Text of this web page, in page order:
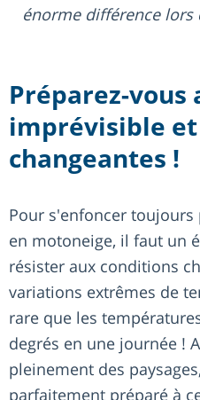
énorme différence lors
Préparez-vous
imprévisible
changeantes !
Pour s'enfoncer
en motoneige, il faut un
résister aux conditions
variations extrêmes de
rare que les
degrés en une journée !
pleinement des
parfaitement préparé à